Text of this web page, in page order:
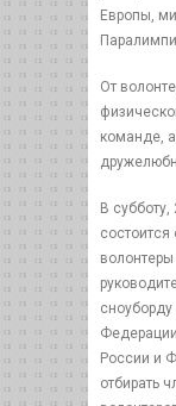
Европы,
От
команде,
В
России и
отбирать